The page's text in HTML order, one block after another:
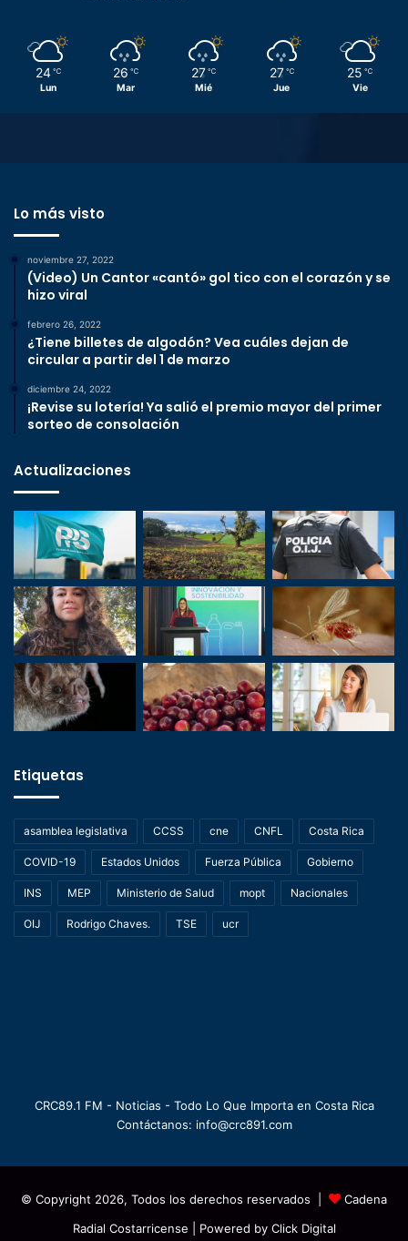
24 ℃
Lun
26 ℃
Mar
27 ℃
Mié
27 ℃
Jue
25 ℃
Vie
Lo más visto
noviembre 27, 2022
(Video) Un Cantor «cantó» gol tico con el corazón y se
hizo viral
febrero 26, 2022
¿Tiene billetes de algodón? Vea cuáles dejan de
circular a partir del 1 de marzo
diciembre 24, 2022
¡Revise su lotería! Ya salió el premio mayor del primer
sorteo de consolación
Actualizaciones
Etiquetas
asamblea legislativa CCSS cne CNFL Costa Rica
COVID-19 Estados Unidos Fuerza Pública Gobierno
INS MEP Ministerio de Salud mopt Nacionales
OIJ Rodrigo Chaves. TSE ucr
CRC89.1 FM - Noticias - Todo Lo Que Importa en Costa Rica
Contáctanos: info@crc891.com
© Copyright 2026, Todos los derechos reservados |
Cadena
Radial Costarricense | Powered by Click Digital